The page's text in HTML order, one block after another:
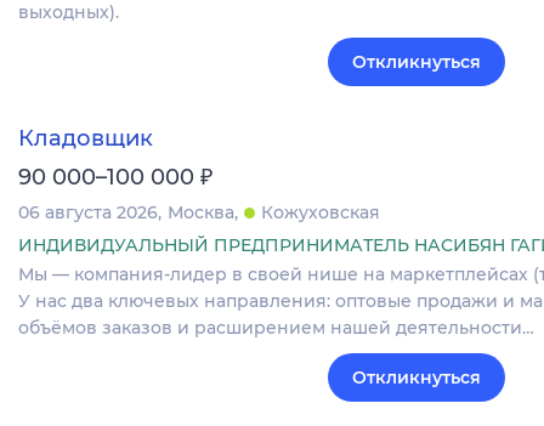
выходных).
Откликнуться
Кладовщик
90 000–100 000 ₽
06 августа 2026 Москва
Кожуховская
ИНДИВИДУАЛЬНЫЙ ПРЕДПРИНИМАТЕЛЬ НАСИБЯН
Мы — компания-лидер в своей нише на маркетплейсах
У нас два ключевых направления: оптовые продажи и
объёмов заказов и расширением нашей деятельности…
Откликнуться